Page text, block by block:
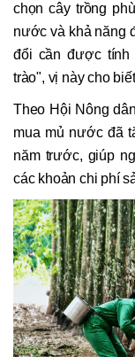
chọn cây trồng
nước và khả năng
đổi cần được tính
trào", vị này cho
Theo Hội Nông
mua mủ nước đã
năm trước, giúp
các khoản chi phí